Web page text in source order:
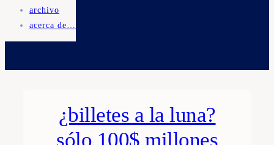
archivo
acerca de…
¿billetes a la luna?
sólo 100$ millones